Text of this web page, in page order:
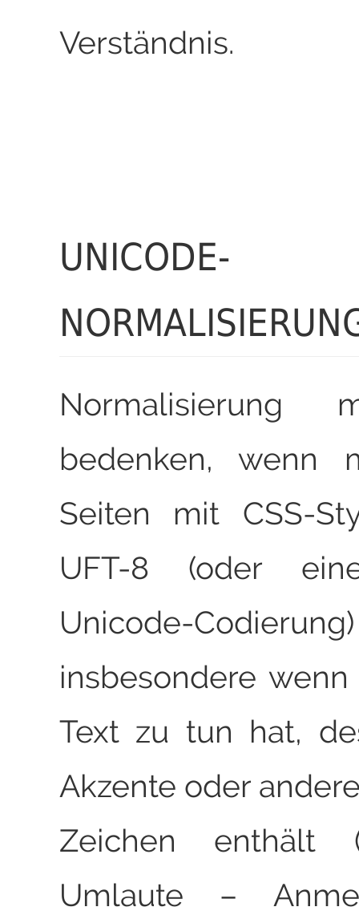
Verständnis.
UNICODE-
Normalisierung
bedenken, wenn
Seiten mit CSS-
UFT-8 (oder
Unicode-
insbesondere
Text zu tun hat,
Akzente oder
Zeichen enthält
Umlaute –